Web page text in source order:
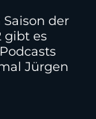
der
gibt es
Jürgen